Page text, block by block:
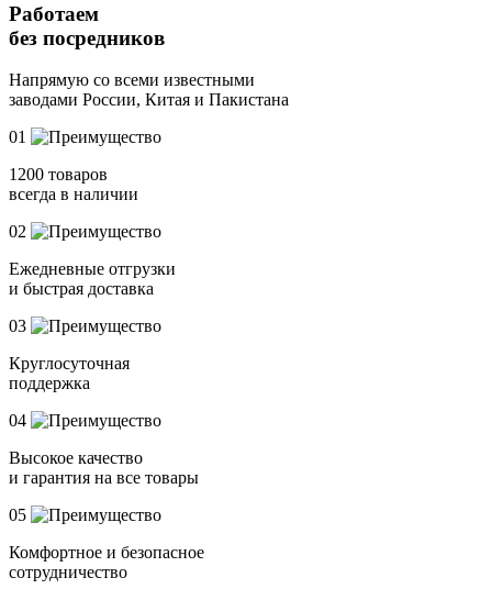
Работаем
без посредников
Напрямую со всеми известными
заводами России, Китая и Пакистана
01
1200 товаров
всегда в наличии
02
Ежедневные отгрузки
и быстрая доставка
03
Круглосуточная
поддержка
04
Высокое качество
и гарантия на все товары
05
Комфортное и безопасное
сотрудничество